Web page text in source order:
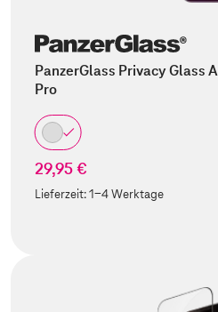
PanzerGlass Privacy Glass
Pro
29,95 €
Lieferzeit:1-4 Werktage